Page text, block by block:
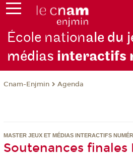
École nationale du
médias interactifs
Cnam-Enjmin Agenda
MASTER JEUX ET MÉDIAS INTERACTIFS
Soutenances finales